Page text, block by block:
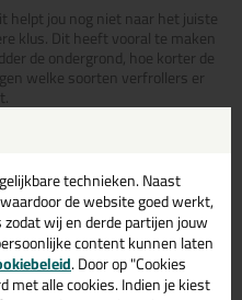
helpt jou nog niet naar het juiste
klus. Dit heeft vooral te maken
de ondergrond, hoe korter de
welke soorten verfrollers er
geven van de verschillende
we gelijk beginnen met de
technieken. Naast
de website goed werkt,
wij en derde partijen jouw
content kunnen laten
. Door op "Cookies
met alle cookies. Indien je kiest